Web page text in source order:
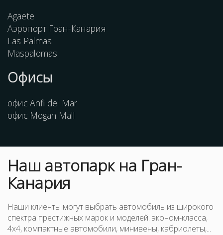
Agaete
Аэропорт Гран-Канария
Las Palmas
Maspalomas
Офисы
офис Anfi del Mar
офис Mogan Mall
Наш автопаркна Гран-
Канария
Наши клиенты могут выбрать автомобиль из широкого
спектра престижных марок и моделей. эконом-класса,
4x4, компактные автомобили, минивены, кабриолеты,...